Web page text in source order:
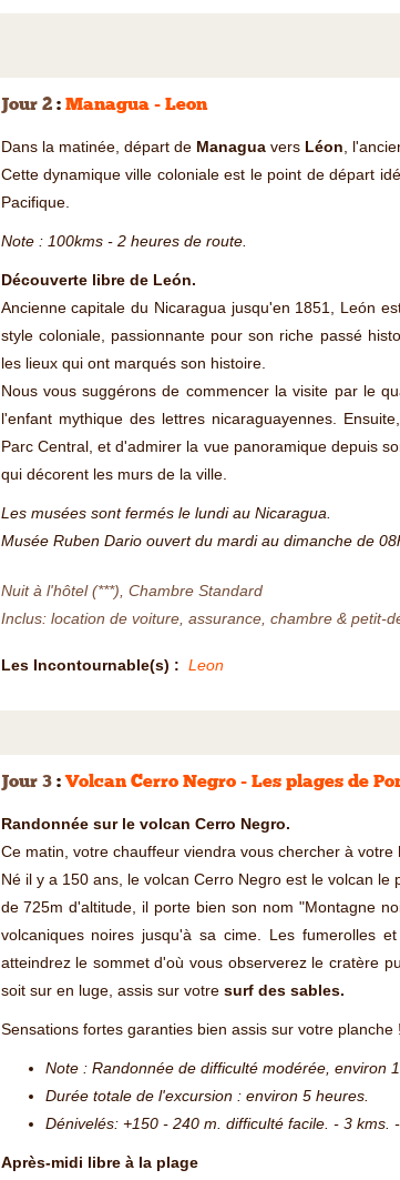
Jour 2: Managua - Leon
Dans la matinée, départ de Managua vers Léon ,
Cette dynamique ville coloniale est le point de départ
Pacifique.
Note : 100kms - 2 heures de route.
Découverte libre de León.
Ancienne capitale du Nicaragua jusqu'en 1851, León
style coloniale, passionnante pour son riche passé
les lieux qui ont marqués son histoire.
Nous vous suggérons de commencer la visite par le
l'enfant mythique des lettres nicaraguayennes.
Parc Central, et d'admirer la vue panoramique depuis
qui décorent les murs de la ville.
Les musées sont fermés le lundi au Nicaragua.
Musée Ruben Dario ouvert du mardi au dimanche de
Nuit à l'hôtel (***), Chambre Standard
Inclus: location de voiture, assurance, chambre & petit-
Les Incontournable(s) : Leon
Jour 3: Volcan Cerro Negro - Les plages de
Randonnée sur le volcan Cerro Negro.
Ce matin, votre chauffeur viendra vous chercher à
Né il y a 150 ans, le volcan Cerro Negro est le volcan
de 725m d'altitude, il porte bien son nom "Montagne
volcaniques noires jusqu'à sa cime. Les fumerolles
atteindrez le sommet d'où vous observerez le cratère
soit sur en luge, assis sur votresurf des sables.
Sensations fortes garanties bien assis sur votre planche
Note : Randonnée de difficulté modérée, environ
Durée totale de l'excursion : environ 5 heures.
Dénivelés: +150 - 240 m. difficulté facile. - 3 kms. -
Après-midi libre à la plage